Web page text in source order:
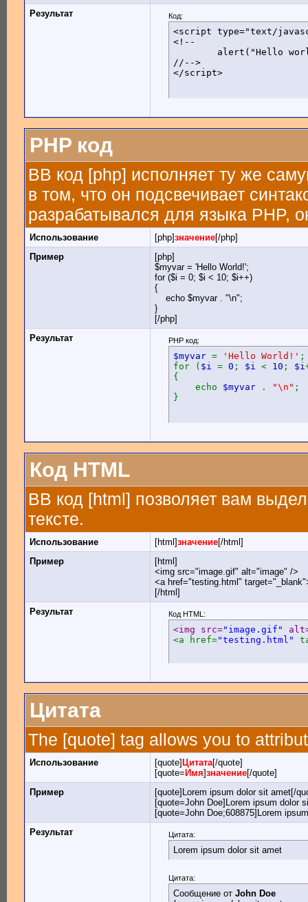
Результат
Код:
<script type="text/
<!--
//-->
</script>
PHP код
BB код [php] исполняет ту же
в том, что он подсвечивает
разрабатывался для языка PHP,
Использование [php]значение[/php]
Пример
[php]
$myvar = 'Hello World!';
for ($i = 0; $i < 10; $i++)
{
echo $myvar . "\n";
}
[/php]
Результат
PHP код:
$myvar = 'Hello World!' ;
for ( $i = 0 ; $i < 10 ; $i
{
echo $myvar . "\n" ;
}
Код HTML
BB код [html] позволяет вам
тексте.
Использование [html]значение[/html]
Пример
[html]
<img src="image.gif" alt="image" />
<a href="testing.html"
[/html]
Результат
Код HTML:
<img src="image.gif"
<a href="testing.html"
Цитата
The [quote] tag allows you to
Использование [quote] Цитата[/quote]
[quote= Имя]значение[/quote]
Пример
[quote]Lorem ipsum dolor sit amet[/
[quote=John Doe]Lorem ipsum dolor
[quote=John Doe;608875]Lorem
Результат
Цитата:
Lorem ipsum dolor sit amet
Цитата:
Сообщение от John Doe